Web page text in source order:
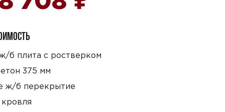
б плита с ростверком
375 мм
ж/б перекрытие